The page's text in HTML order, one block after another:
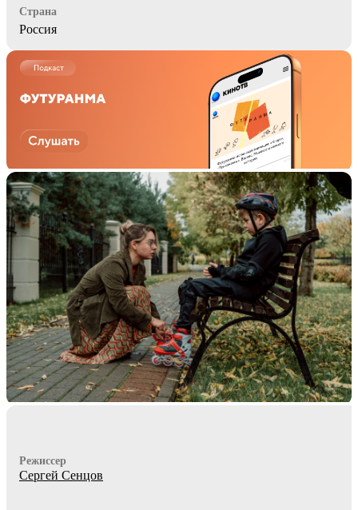
Страна
Россия
Режиссер
Сергей Сенцов